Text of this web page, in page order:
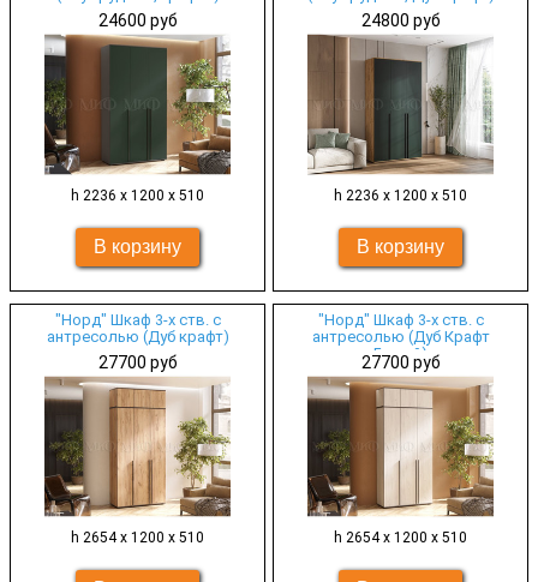
24600 руб
h 2236 х 1200 х 510
24800 руб
h 2236 х 1200 х 510
"Норд" Шкаф 3-х ств. с
антресолью (Дуб крафт)
27700 руб
h 2654 х 1200 х 510
"Норд" Шкаф 3-х ств. с
антресолью (Дуб Крафт
Белый)
27700 руб
h 2654 х 1200 х 510